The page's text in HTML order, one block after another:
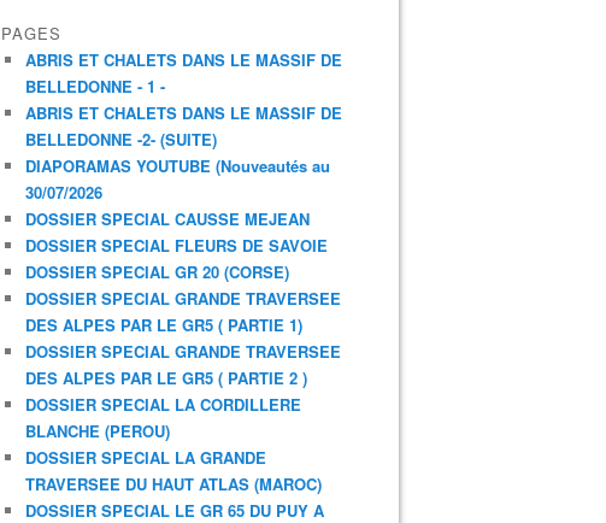
PAGES
ABRIS ET CHALETS DANS LE MASSIF DE
BELLEDONNE - 1 -
ABRIS ET CHALETS DANS LE MASSIF DE
BELLEDONNE -2- (SUITE)
DIAPORAMAS YOUTUBE (Nouveautés au
30/07/2026
DOSSIER SPECIAL CAUSSE MEJEAN
DOSSIER SPECIAL FLEURS DE SAVOIE
DOSSIER SPECIAL GR 20 (CORSE)
DOSSIER SPECIAL GRANDE TRAVERSEE
DES ALPES PAR LE GR5 ( PARTIE 1)
DOSSIER SPECIAL GRANDE TRAVERSEE
DES ALPES PAR LE GR5 ( PARTIE 2 )
DOSSIER SPECIAL LA CORDILLERE
BLANCHE (PEROU)
DOSSIER SPECIAL LA GRANDE
TRAVERSEE DU HAUT ATLAS (MAROC)
DOSSIER SPECIAL LE GR 65 DU PUY A